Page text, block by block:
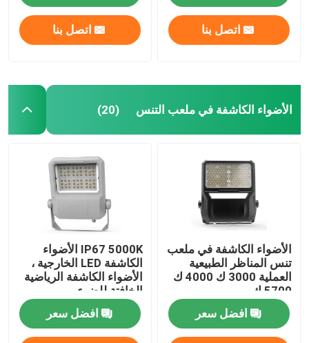
اتصل بنا اتصل بنا
الأضواء الكاشفة في ملعب التنس (20)
الأضواء الكاشفة في ملعب
تنس المناظر الطبيعية
العملية 3000 ك 4000 ك
5700 ك
افضل سعر
IP67 5000K الأضواء
الكاشفة LED الخارجية ،
الأضواء الكاشفة الرياضية
الخافتة للضوء
افضل سعر